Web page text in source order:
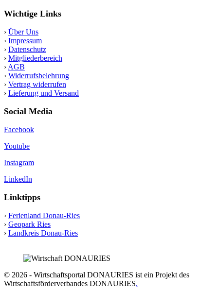
Wichtige Links
› Über Uns
› Impressum
› Datenschutz
› Mitgliederbereich
› AGB
› Widerrufsbelehrung
› Vertrag widerrufen
› Lieferung und Versand
Social Media
Facebook
Youtube
Instagram
LinkedIn
Linktipps
› Ferienland Donau-Ries
› Geopark Ries
› Landkreis Donau-Ries
© 2026 - Wirtschaftsportal DONAURIES ist ein Projekt des
Wirtschaftsförderverbandes DONAURIES.